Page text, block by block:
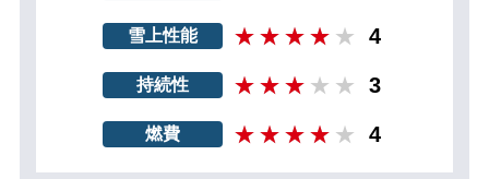
雪上性能 4
持続性 3
燃費 4